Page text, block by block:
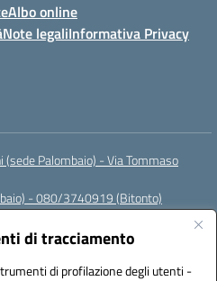
di tracciamento
di profilazione degli utenti -
Albo online
Note legaliInformativa Privacy
(sede Palombaio) - Via Tommaso
- 080/3740919 (Bitonto)
baic80800a@pec.istruzione.it